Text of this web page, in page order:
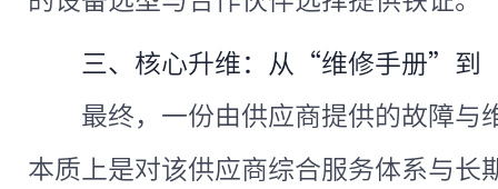
三、核心升维：从“维修手册”
最终，一份由供应商提供的故障与
本质上是对该供应商综合服务体系与长